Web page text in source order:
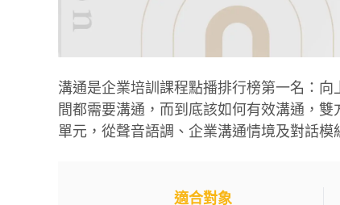
溝通是企業培訓課程點播排行榜第一名：
間都需要溝通，而到底該如何有效溝通，
單元，從聲音語調、企業溝通情境及對話
適合對象